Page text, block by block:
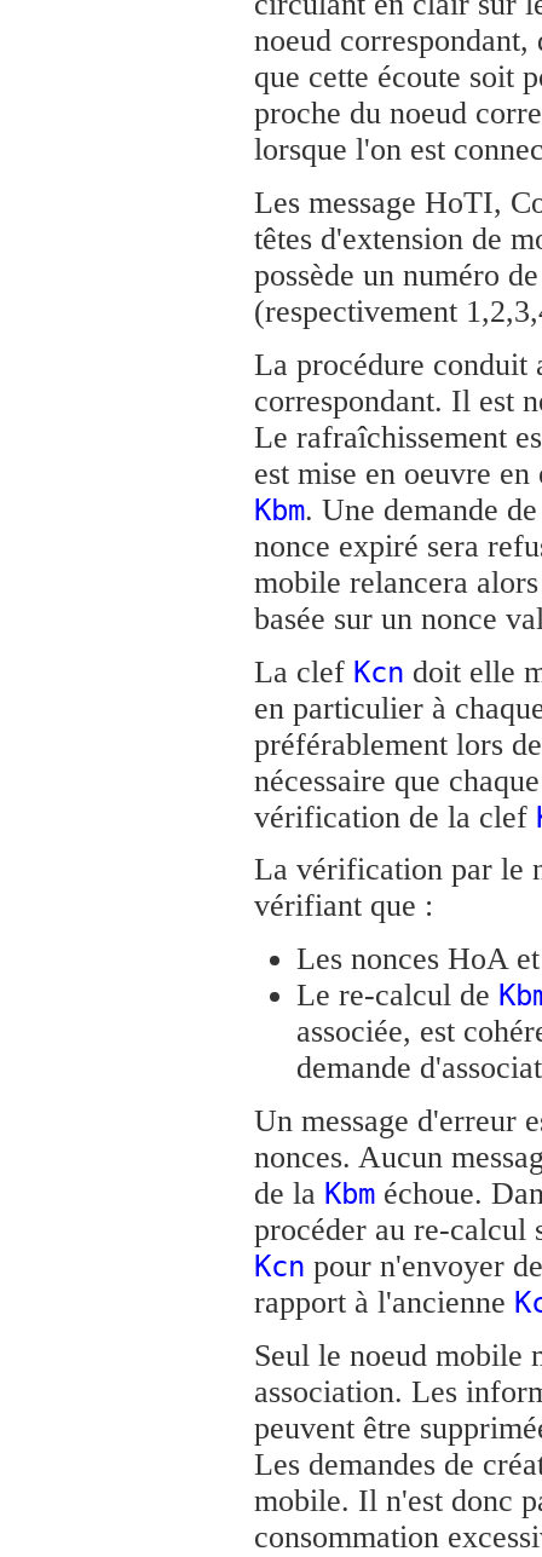
noeud
que cette écoute soit
proche du noeud
lorsque l'on est
Les message HoTI,
têtes d'extension de
possède un numéro
(respectivement
La procédure conduit
correspondant. Il est
Le rafraîchissement
est mise en oeuvre
Kbm. Une demande
nonce expiré sera
mobile relancera
basée sur un nonce
La clef Kcn doit elle
en particulier à
préférablement lors
nécessaire que
vérification de la clef
La vérification par le
vérifiant que :
Les nonces HoA
Le re-calcul de
associée, est
demande
Un message d'erreur
nonces. Aucun
de la Kbm échoue.
procéder au re-calcul
Kcn pour n'envoyer
rapport à l'ancienne
Seul le noeud mobile
association. Les
peuvent être
Les demandes de
mobile. Il n'est donc
consommation